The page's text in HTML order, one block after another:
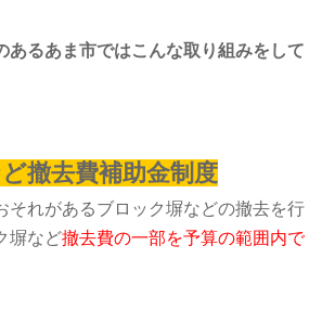
あるあま市ではこんな取り組みをして
撤去費補助金制度
それがあるブロック塀などの撤去を行
塀など撤去費の一部を予算の範囲内で